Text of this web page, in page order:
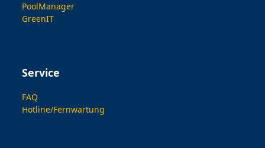
PoolManager
GreenIT
Service
FAQ
Hotline/Fernwartung